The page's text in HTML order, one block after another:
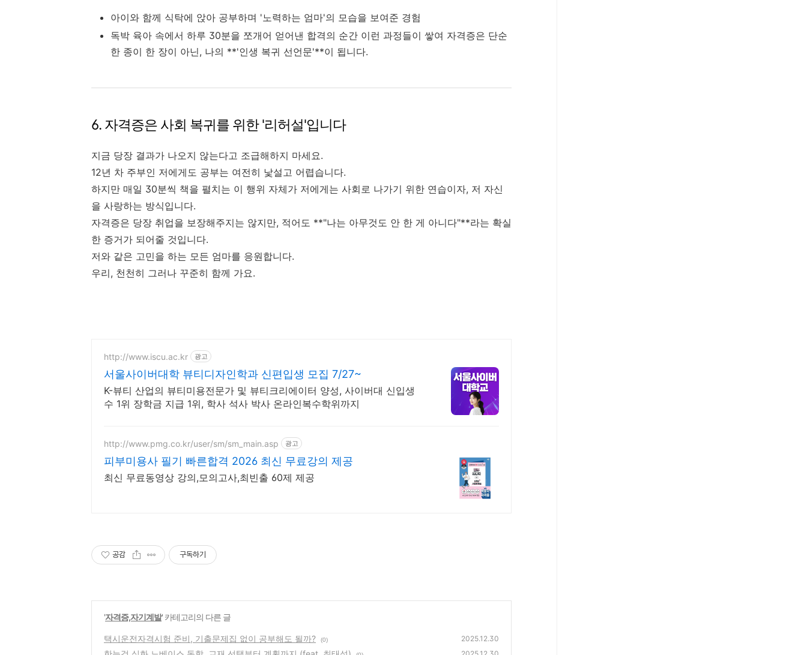
아이와 함께 식탁에 앉아 공부하며 '노력하는 엄마'의 모습을 보여준 경험
독박 육아 속에서 하루 30분을 쪼개어 얻어낸 합격의 순간 이런 과정들이 쌓여 자격증은 단순
한 종이 한 장이 아닌, 나의 **'인생 복귀 선언문'**이 됩니다.
6. 자격증은 사회 복귀를 위한 '리허설'입니다
지금 당장 결과가 나오지 않는다고 조급해하지 마세요.
12년 차 주부인 저에게도 공부는 여전히 낯설고 어렵습니다.
하지만 매일 30분씩 책을 펼치는 이 행위 자체가 저에게는 사회로 나가기 위한 연습이자, 저 자신
을 사랑하는 방식입니다.
자격증은 당장 취업을 보장해주지는 않지만, 적어도 **"나는 아무것도 안 한 게 아니다"**라는 확실
한 증거가 되어줄 것입니다.
저와 같은 고민을 하는 모든 엄마를 응원합니다.
우리, 천천히 그러나 꾸준히 함께 가요.
http://www.iscu.ac.kr 광고
서울사이버대학 뷰티디자인학과 신편입생 모집 7/27~
K-뷰티 산업의 뷰티미용전문가 및 뷰티크리에이터 양성, 사이버대 신입생
수 1위 장학금 지급 1위, 학사 석사 박사 온라인복수학위까지
http://www.pmg.co.kr/user/sm/sm_main.asp 광고
피부미용사 필기 빠른합격 2026 최신 무료강의 제공
최신 무료동영상 강의,모의고사,최빈출 60제 제공
공감 구독하기
'자격증,자기계발' 카테고리의 다른 글
택시운전자격시험 준비, 기출문제집 없이 공부해도 될까? (0) 2025.12.30